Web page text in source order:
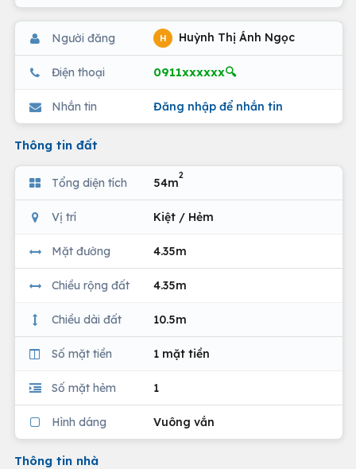
Người đăng H Huỳnh Thị Ánh Ngọc
Điện thoại 0911xxxxxx🔍
Nhắn tin Đăng nhập để nhắn tin
Thông tin đất
Tổng diện tích 54m
2
Vị trí Kiệt / Hẻm
Mặt đường 4.35m
Chiều rộng đất 4.35m
Chiều dài đất 10.5m
Số mặt tiền 1 mặt tiền
Số mặt hẻm 1
Hình dáng Vuông vắn
Thông tin nhà